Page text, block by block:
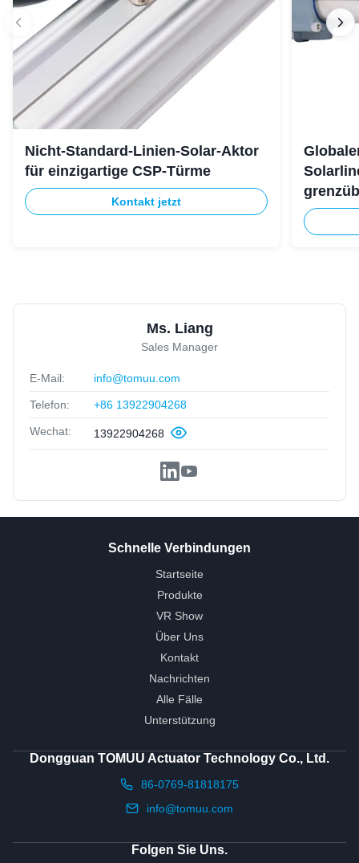
Nicht-Standard-Linien-Solar-Aktor
für einzigartige CSP-Türme
Kontakt jetzt
Ms. Liang
Sales Manager
E-Mail: info@tomuu.com
Telefon: +86 13922904268
Wechat: 13922904268
Schnelle Verbindungen
Startseite
Produkte
VR Show
Über Uns
Kontakt
Nachrichten
Alle Fälle
Unterstützung
Dongguan TOMUU Actuator Technology Co., Ltd.
86-0769-81818175
info@tomuu.com
Folgen Sie Uns.